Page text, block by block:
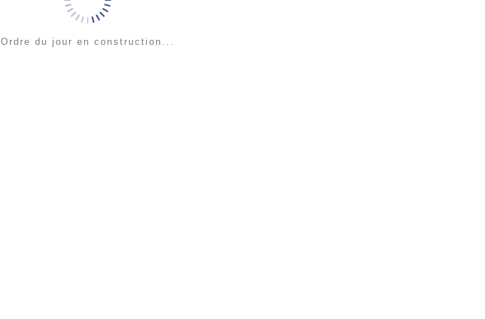
Ordre du jour en construction...